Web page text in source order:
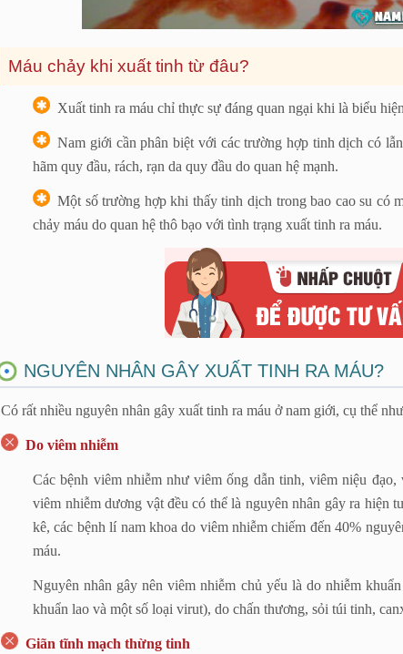
Máu chảy khi xuất tinh từ đâu?
Xuất tinh ra máu chỉ thực sự đáng quan ngại khi là biểu
Nam giới cần phân biệt với các trường hợp tinh dịch có
hãm quy đầu, rách, rạn da quy đầu do quan hệ mạnh.
Một số trường hợp khi thấy tinh dịch trong bao cao su có
chảy máu do quan hệ thô bạo với tình trạng xuất tinh ra máu.
NGUYÊN NHÂN GÂY XUẤT TINH RA MÁU?
Có rất nhiều nguyên nhân gây xuất tinh ra máu ở nam giới, cụ thể
Do viêm nhiễm
Các bệnh viêm nhiễm như viêm ống dẫn tinh, viêm niệu
viêm nhiễm dương vật đều có thể là nguyên nhân gây ra hiện
kê, các bệnh lí nam khoa do viêm nhiễm chiếm đến 40%
máu.
Nguyên nhân gây nên viêm nhiễm chủ yếu là do nhiễm
khuẩn lao và một số loại virut), do chấn thương, sỏi túi tinh,
Giãn tĩnh mạch thừng tinh